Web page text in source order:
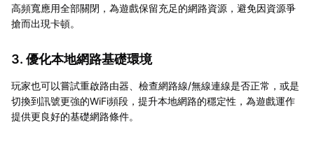
高頻寬應用全部關閉，為遊戲保留充足的網路資源，避免因資源爭
搶而出現卡頓。
3. 優化本地網路基礎環境
玩家也可以嘗試重啟路由器、檢查網路線/無線連線是否正常，或是
切換到訊號更強的WiFi頻段，提升本地網路的穩定性，為遊戲運作
提供更良好的基礎網路條件。